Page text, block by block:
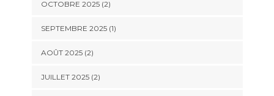
OCTOBRE 2025(2)
SEPTEMBRE 2025(1)
AOÛT 2025(2)
JUILLET 2025(2)